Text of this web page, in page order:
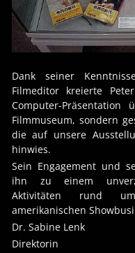
Dank seiner
Filmeditor kreierte
Computer-
Filmmuseum, sondern
die auf unsere
hinwies.
Sein Engagement und
ihn zu einem
Aktivitäten rund
amerikanischen
Dr. Sabine Lenk
Direktorin